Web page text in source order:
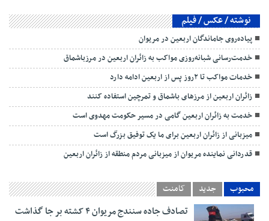
نوشته / عکس / فیلم
پیاده‌روی جاماندگان اربعین در مریوان
خدمت‌رسانی شبانه‌روزی مواکب به زائران اربعین در مرزباشماق
خدمات مواکب تا ۲روز پس از اربعین ادامه دارد
زائران اربعین از مرزهای باشماق و تمرچین استفاده کنند
خدمت به زائران اربعین گامی در مسیر حکومت مهدوی است
میزبانی از زائران اربعین برای ما یک توفیق بزرگ است
قدردانی نماینده مریوان از میزبانی مردم منطقه از زائران اربعین
محبوب جدید کامنت
تصادف جاده سنندج مریوان ۴ کشته بر جا گذاشت